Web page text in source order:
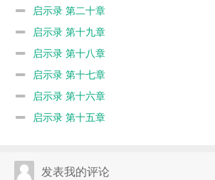
启示录 第二十章
启示录 第十九章
启示录 第十八章
启示录 第十七章
启示录 第十六章
启示录 第十五章
发表我的评论